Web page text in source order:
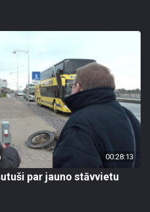
00:28:13
par jauno stāvvietu